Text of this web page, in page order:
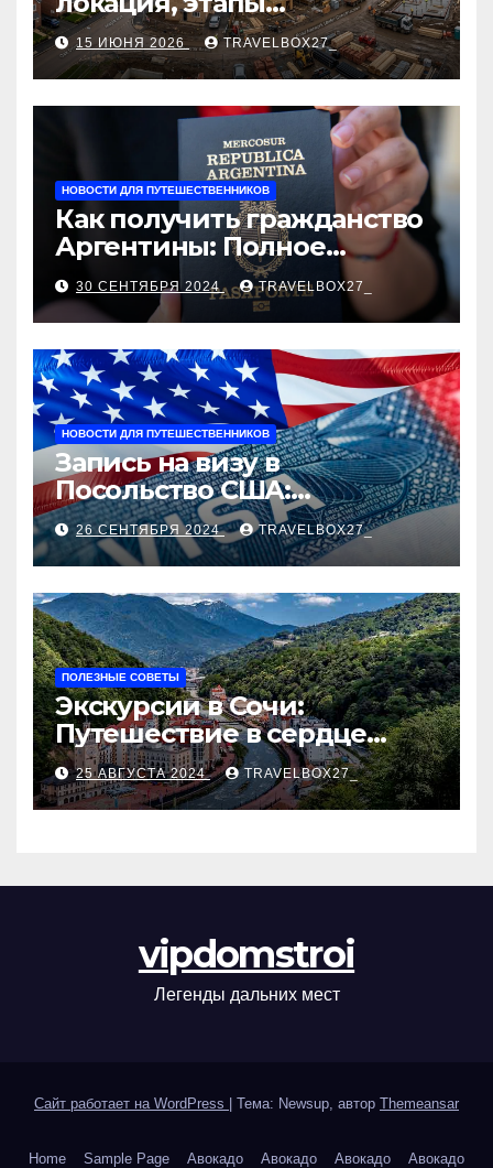
строительства, проверка
застройщика, сценарии
оформления сделки и
рыночные ориентиры
15 ИЮНЯ 2026 TRAVELBOX27_
НОВОСТИ ДЛЯ ПУТЕШЕСТВЕННИКОВ
Как получить гражданство
Аргентины: Полное
руководство
30 СЕНТЯБРЯ 2024 TRAVELBOX27_
НОВОСТИ ДЛЯ ПУТЕШЕСТВЕННИКОВ
Запись на визу в
Посольство США:
Пошаговое руководство
26 СЕНТЯБРЯ 2024 TRAVELBOX27_
ПОЛЕЗНЫЕ СОВЕТЫ
Экскурсии в Сочи:
Путешествие в сердце
Черноморского курорта
25 АВГУСТА 2024 TRAVELBOX27_
vipdomstroi
Легенды дальних мест
Сайт работает на WordPress Тема: Newsup, автор Themeansar
Home Sample Page Авокадо Авокадо Авокадо Авокадо